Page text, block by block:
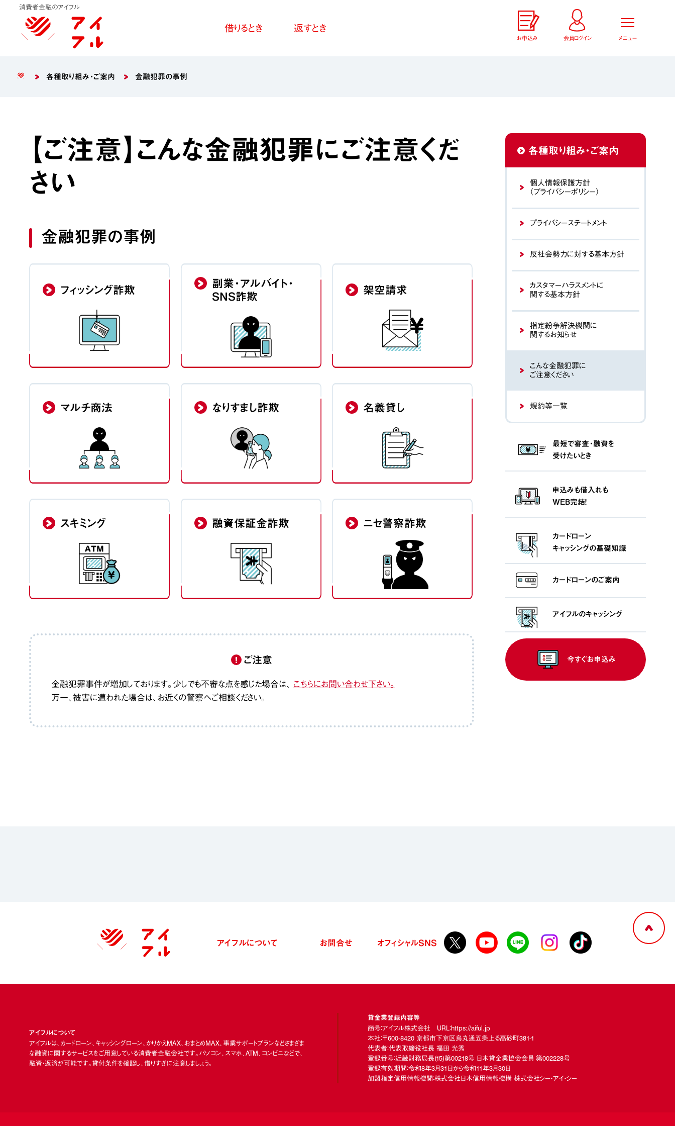
消費者金融のアイフル
借りるとき 返すとき
お申込み 会員ログイン メニュー
各種取り組み・ご案内 金融犯罪の事例
【ご注意】こんな金融犯罪にご注意くだ
さい
金融犯罪の事例
フィッシング詐欺
副業・アルバイト・
SNS詐欺
架空請求
マルチ商法 なりすまし詐欺 名義貸し
スキミング 融資保証金詐欺 ニセ警察詐欺
ご注意
金融犯罪事件が増加しております。少しでも不審な点を感じた場合は、 こちらにお問い合わせ下さい。
万一、被害に遭われた場合は、お近くの警察へご相談ください。
各種取り組み・ご案内
個人情報保護方針
（プライバシーポリシー）
プライバシーステートメント
反社会勢力に対する基本方針
カスタマーハラスメントに
関する基本方針
指定紛争解決機関に
関するお知らせ
こんな金融犯罪に
ご注意ください
規約等一覧
最短で審査・融資を
受けたいとき
申込みも借入れも
WEB完結！
カードローン
キャッシングの基礎知識
カードローンのご案内
アイフルのキャッシング
今すぐお申込み
アイフルについて お問合せ オフィシャルSNS
アイフルについて
アイフルは、カードローン、キャッシングローン、かりかえMAX、おまとめMAX、事業サポートプランなどさまざま
な融資に関するサービスをご用意している消費者金融会社です。パソコン、スマホ、ATM、コンビニなどで、
融資・返済が可能です。貸付条件を確認し、借りすぎに注意しましょう。
貸金業登録内容等
商号：アイフル株式会社 URL：https://aiful.jp
本社：〒600-8420 京都市下京区烏丸通五条上る高砂町381-1
代表者：代表取締役社長 福田 光秀
登録番号：近畿財務局長(15)第00218号 日本貸金業協会会員 第002228号
登録有効期間：令和8年3月31日から令和11年3月30日
加盟指定信用情報機関：株式会社日本信用情報機構 株式会社シー・アイ・シー